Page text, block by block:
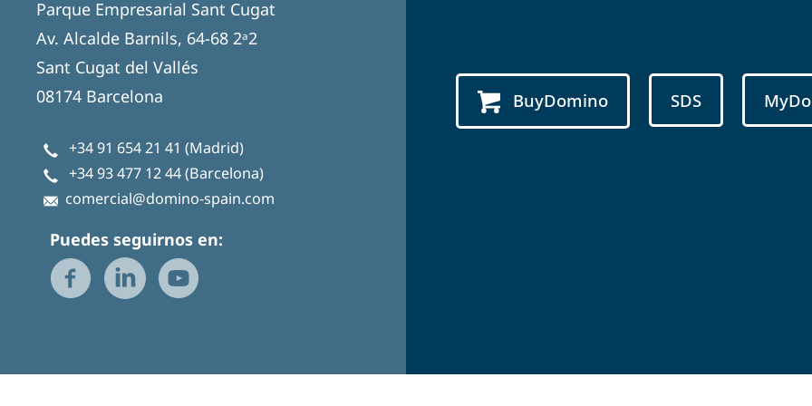
Parque Empresarial Sant Cugat
Av. Alcalde Barnils, 64-68 2ᵃ2
Sant Cugat del Vallés
08174 Barcelona
+34 91 654 21 41 (Madrid)
+34 93 477 12 44(Barcelona)
comercial@domino-spain.com
Puedes seguirnos en:
BuyDomino SDS